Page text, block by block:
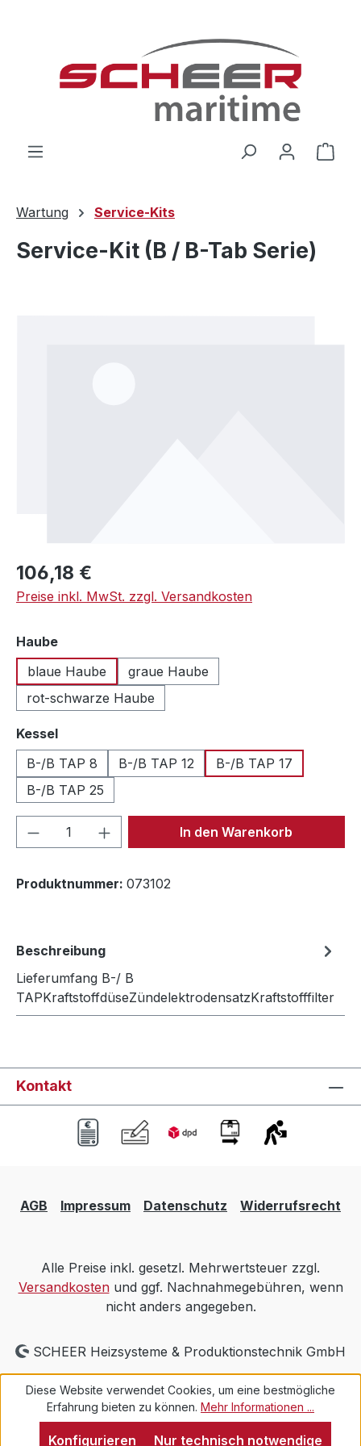
Wartung Service-Kits
Service-Kit (B / B-Tab Serie)
Regulärer Preis:
106,18 €
Preise inkl. MwSt. zzgl. Versandkosten
Haubeauswählen
blaue Haube
graue Haube
rot-schwarze Haube
Kesselauswählen
B-/B TAP 8
B-/B TAP 12
B-/B TAP 17
B-/B TAP 25
Produkt Anzahl: Gib denIn den Warenkorb
Produktnummer: 073102
Beschreibung
Lieferumfang B-/ B
TAPKraftstoffdüseZündelektrodensatzKraftstofffilter
Kontakt
AGB Impressum Datenschutz Widerrufsrecht
Alle Preise inkl. gesetzl. Mehrwertsteuer zzgl.
Versandkostenund ggf. Nachnahmegebühren, wenn
nicht anders angegeben.
SCHEER Heizsysteme & Produktionstechnik GmbH
Diese Website verwendet Cookies, um eine bestmögliche
Erfahrung bieten zu können. Mehr Informationen ...
Nur technisch notwendige
Konfigurieren